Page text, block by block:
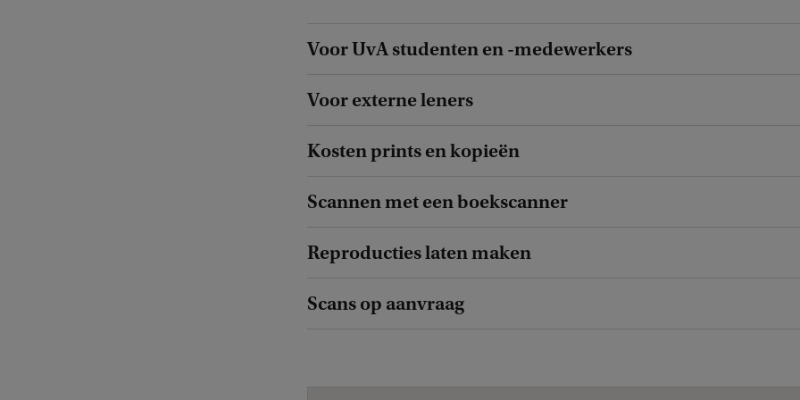
Voor UvA studenten en -medewerkers
Voor externe leners
Kosten prints en kopieën
Scannen met een boekscanner
Reproducties laten maken
Scans op aanvraag